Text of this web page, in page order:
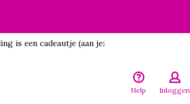
is een cadeautje (aan jezelf)!
Help Inloggen